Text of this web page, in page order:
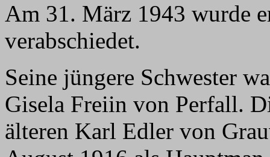
Am 31. März 1943 wurde
verabschiedet.
Seine jüngere Schwester
Gisela Freiin von Perfall.
älteren Karl Edler von